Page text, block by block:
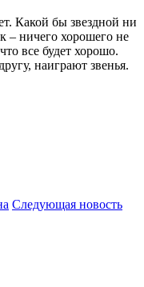
Какой бы звездной ни
– ничего хорошего не
все будет хорошо.
наиграют звенья.
Следующая новость